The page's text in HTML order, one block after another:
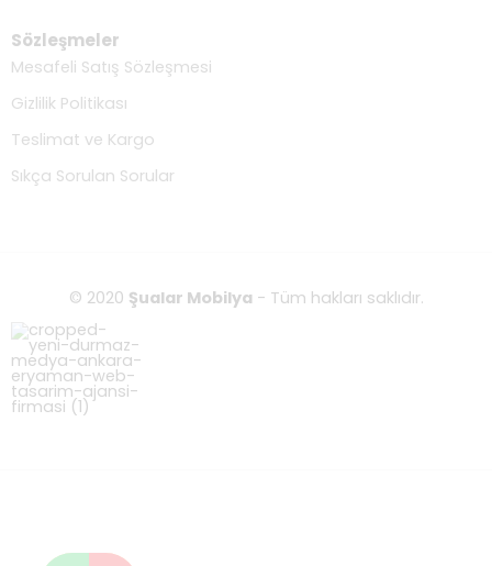
Sözleşmeler
Mesafeli Satış Sözleşmesi
Gizlilik Politikası
Teslimat ve Kargo
Sıkça Sorulan Sorular
© 2020 Şualar Mobilya - Tüm hakları saklıdır.